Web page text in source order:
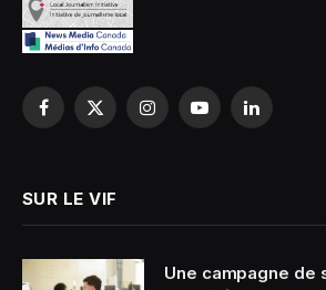
Facebook
X
InstagramYouTubeLinkedIn
SUR LE VIF
Une campagne de